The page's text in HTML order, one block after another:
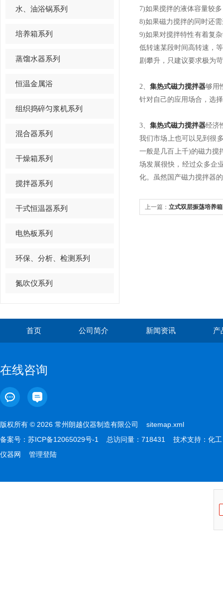
水、油浴锅系列
培养箱系列
蒸馏水器系列
恒温金属浴
组织捣碎匀浆机系列
混合器系列
干燥箱系列
搅拌器系列
干式恒温器系列
电热板系列
环保、分析、检测系列
氮吹仪系列
7)如果搅拌的液体容量较
8)如果磁力搅拌的同时还
9)如果对搅拌特性有着复
低转速某段时间高转速，
剧攀升，只建议要求极为
2、 集热式磁力搅拌器够用
针对自己的应用场合，选
3、 集热式磁力搅拌器经济
我们市场上也可以见到很
一般是几百上千)的磁力搅
场发展很快，经过众多企
化。虽然国产磁力搅拌器
上一篇： 立式双层振荡培养
首页 公司简介 新闻资讯 产
在线咨询
版权所有 © 2026 常州朗越仪器制造有限公司 sitemap.xml
备案号： 苏ICP备12065029号-1 总访问量：718431 技术支持： 化工
仪器网
管理登陆